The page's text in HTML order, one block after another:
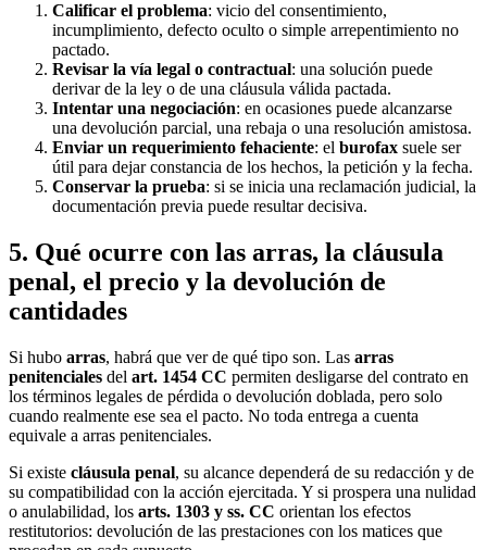
Calificar el problema: vicio del consentimiento,
incumplimiento, defecto oculto o simple arrepentimiento no
pactado.
Revisar la vía legal o contractual: una solución puede
derivar de la ley o de una cláusula válida pactada.
Intentar una negociación: en ocasiones puede alcanzarse
una devolución parcial, una rebaja o una resolución amistosa.
Enviar un requerimiento fehaciente: el burofax suele ser
útil para dejar constancia de los hechos, la petición y la fecha.
Conservar la prueba: si se inicia una reclamación judicial, la
documentación previa puede resultar decisiva.
5. Qué ocurre con las arras, la cláusula
penal, el precio y la devolución de
cantidades
Si hubo arras, habrá que ver de qué tipo son. Las arras
penitenciales del art. 1454 CC permiten desligarse del contrato en
los términos legales de pérdida o devolución doblada, pero solo
cuando realmente ese sea el pacto. No toda entrega a cuenta
equivale a arras penitenciales.
Si existe cláusula penal, su alcance dependerá de su redacción y de
su compatibilidad con la acción ejercitada. Y si prospera una nulidad
o anulabilidad, los arts. 1303 y ss. CC orientan los efectos
restitutorios: devolución de las prestaciones con los matices que